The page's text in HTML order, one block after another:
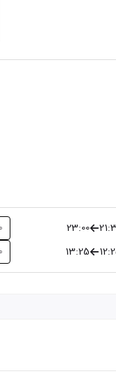
23:00
20
13:25
20